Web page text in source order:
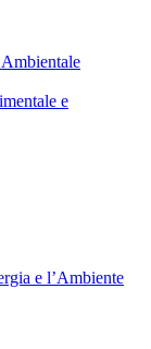
e
e l’Ambiente